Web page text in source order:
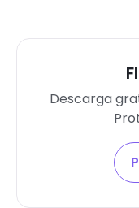
Descarga